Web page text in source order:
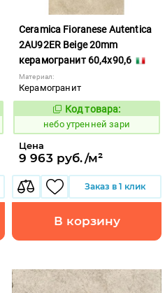
Ceramica Fioranese Autentica
2AU92ER Beige 20mm
керамогранит 60,4x90,6
Материал:
Керамогранит
1123028
Код товара:
небо утренней зари
Цена
9 963 руб./м²
Заказ в 1 клик
В корзину